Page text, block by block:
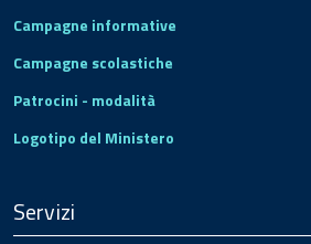
Campagne informative
Campagne scolastiche
Patrocini - modalità
Logotipo del Ministero
Servizi